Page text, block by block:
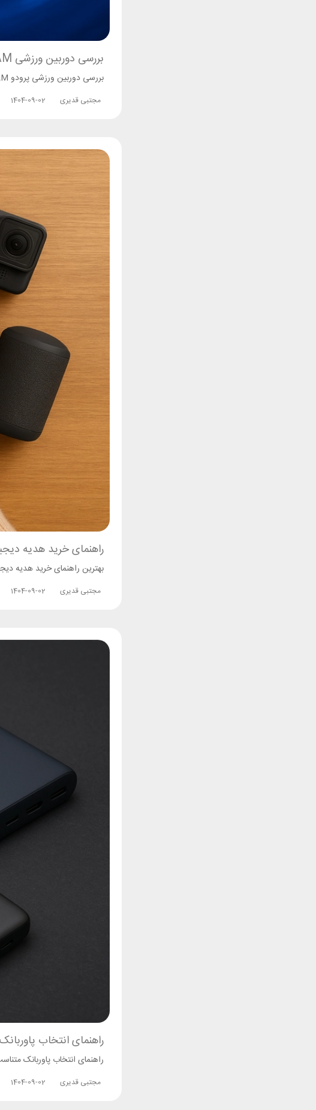
بررسی دوربین ورزشی PD-5KACAM پرودو؛ رقیب سرسخت GoPro
بررسی دوربین ورزشی پرودو PD-5KACAM؛ کیفیت 4K، صفحه نمایش دوگانه، ضد آب و گزینه‌ ای اقتصادی و قدرتمند در برابر GoPro
مجتبی قدیری 1404-09-02
راهنمای خرید هدیه
بهترین راهنمای خرید هدیه
مجتبی قدیری 1404-09-02
راهنمای انتخاب
راهنمای انتخاب پاوربانک
مجتبی قدیری 1404-09-02